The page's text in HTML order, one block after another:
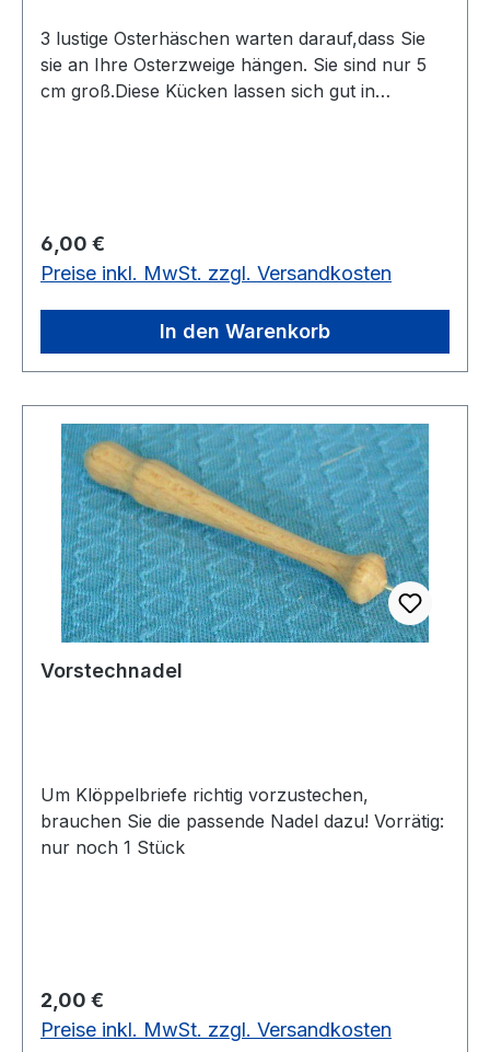
3 lustige Osterhäschen warten darauf,dass Sie
sie an Ihre Osterzweige hängen. Sie sind nur 5
cm groß.Diese Kücken lassen sich gut in
Regulärer Preis:
6,00 €
Preise inkl. MwSt. zzgl. Versandkosten
In den Warenkorb
Vorstechnadel
Um Klöppelbriefe richtig vorzustechen,
brauchen Sie die passende Nadel dazu! Vorrätig:
nur noch 1 Stück
Regulärer Preis:
2,00 €
Preise inkl. MwSt. zzgl. Versandkosten